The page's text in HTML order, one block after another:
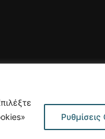
Ρυθμίσεις